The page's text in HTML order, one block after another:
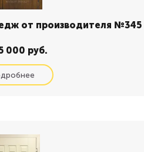
от производителя №345
000 руб.